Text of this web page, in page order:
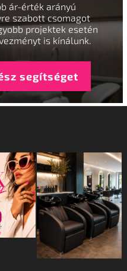
ár-érték arányú
szabott csomagot
projektek esetén
is kínálunk.
segítséget